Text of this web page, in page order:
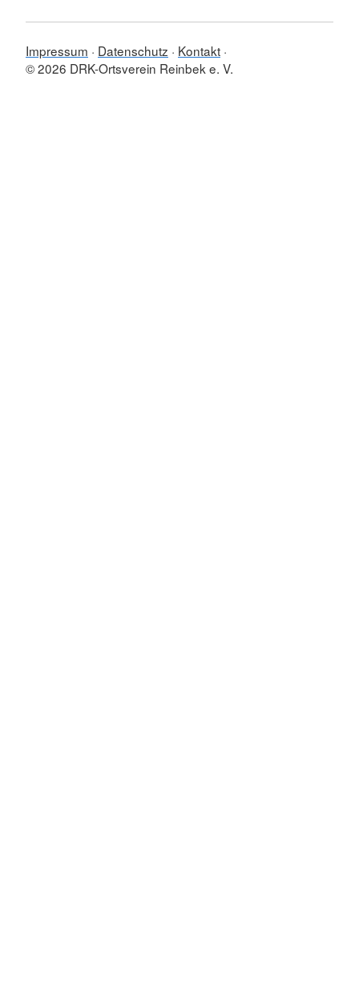
Impressum Datenschutz
Kontakt
© 2026 DRK-Ortsverein Reinbek e. V.